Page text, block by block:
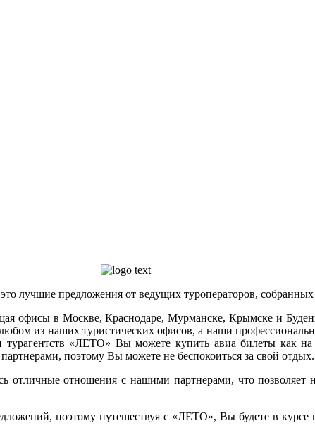
лучшие предложения от ведущих туроператоров,
офисы в Москве, Краснодаре, Мурманске, Крымске и
из наших туристических офисов, а наши
«ЛЕТО» Вы можете купить авиа билеты как
поэтому Вы можете не беспокоиться за свой отдых.
отличные отношения с нашими партнерами, что
поэтому путешествуя с «ЛЕТО», Вы будете в